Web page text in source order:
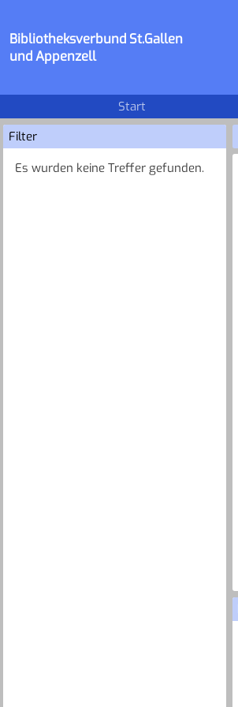
Bibliotheksverbund St.Gallen
und Appenzell
Start
Filter
Es wurden keine Treffer gefunden.